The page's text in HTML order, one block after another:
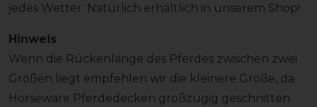
jedes Wetter. Natürlich erhältlich in unserem Shop!
Hinweis
Wenn die Rückenlänge des Pferdes zwischen zwei
Größen liegt empfehlen wir die kleinere Größe, da
Horseware Pferdedecken großzügig geschnitten